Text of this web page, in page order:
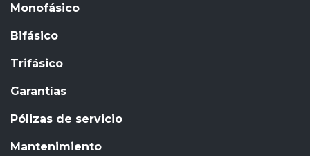
Monofásico
Bifásico
Trifásico
Garantías
Pólizas de servicio
Mantenimiento